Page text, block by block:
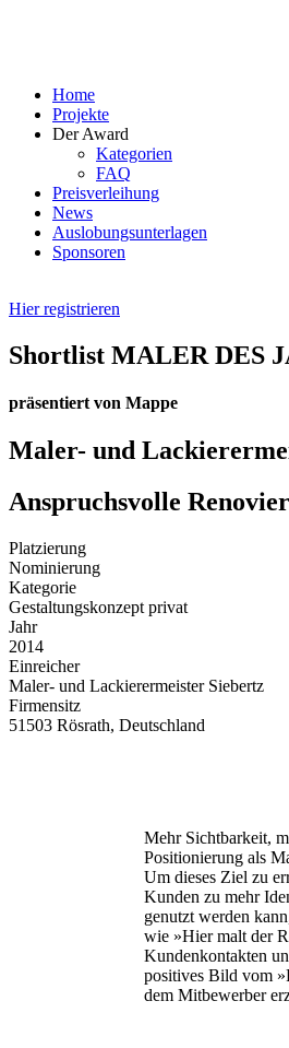
Home
Projekte
Der Award
Kategorien
FAQ
Preisverleihung
News
Auslobungsunterlagen
Sponsoren
Hier registrieren
Shortlist MALER DES
präsentiert von Mappe
Maler- und
Anspruchsvolle
Platzierung
Nominierung
Kategorie
Gestaltungskonzept privat
Jahr
2014
Einreicher
Maler- und Lackierermeister Siebertz
Firmensitz
51503 Rösrath, Deutschland
Mehr Sichtbarkeit,
Positionierung als
Um dieses Ziel zu
Kunden zu mehr
genutzt werden
wie »Hier malt der
Kundenkontakten
positives Bild vom
dem Mitbewerber